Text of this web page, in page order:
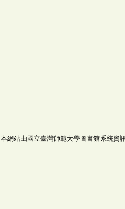
本網站由國立臺灣師範大學圖書館系統資